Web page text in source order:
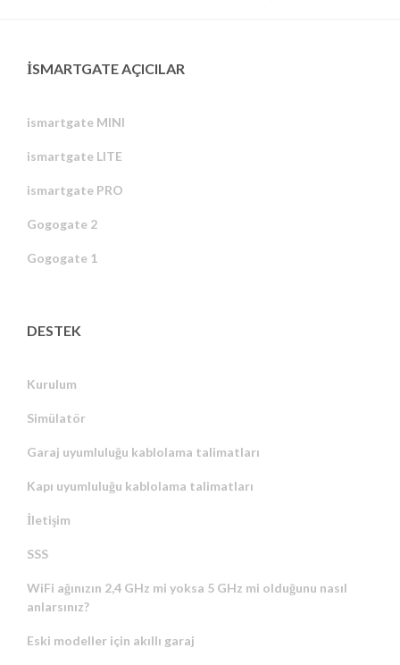
ISMARTGATE AÇICILAR
ismartgate MINI
ismartgate LITE
ismartgate PRO
Gogogate 2
Gogogate 1
DESTEK
Kurulum
Simülatör
Garaj uyumluluğu kablolama talimatları
Kapı uyumluluğu kablolama talimatları
İletişim
SSS
WiFi ağınızın 2,4 GHz mi yoksa 5 GHz mi olduğunu nasıl
anlarsınız?
Eski modeller için akıllı garaj